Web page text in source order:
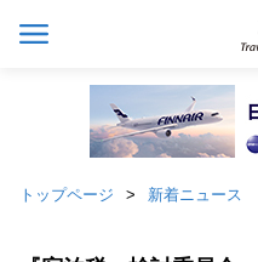
トップページ 新着ニュース